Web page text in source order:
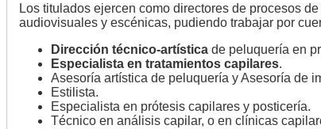
Los titulados ejercen como directores de procesos
audiovisuales y escénicas, pudiendo trabajar por
Dirección técnico-artística de peluquería en
Especialista en tratamientos capilares.
Asesoría artística de peluquería y Asesoría de
Estilista.
Especialista en prótesis capilares y posticería.
Técnico en análisis capilar, o en clínicas